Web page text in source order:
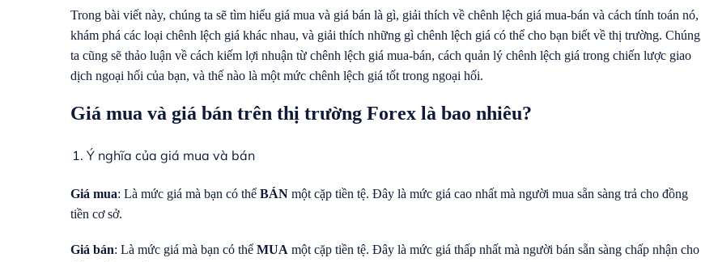
Trong bài viết này, chúng ta sẽ tìm hiểu giá mua và giá bán là gì, giải thích về chênh lệch giá mua-bán và cách tính toán nó,
khám phá các loại chênh lệch giá khác nhau, và giải thích những gì chênh lệch giá có thể cho bạn biết về thị trường. Chúng
ta cũng sẽ thảo luận về cách kiếm lợi nhuận từ chênh lệch giá mua-bán, cách quản lý chênh lệch giá trong chiến lược giao
dịch ngoại hối của bạn, và thế nào là một mức chênh lệch giá tốt trong ngoại hối.
Giá mua và giá bán trên thị trường Forex là bao nhiêu?
Ý nghĩa của giá mua và bán
Giá mua: Là mức giá mà bạn có thể BÁN một cặp tiền tệ. Đây là mức giá cao nhất mà người mua sẵn sàng trả cho đồng
tiền cơ sở.
Giá bán: Là mức giá mà bạn có thể MUA một cặp tiền tệ. Đây là mức giá thấp nhất mà người bán sẵn sàng chấp nhận cho